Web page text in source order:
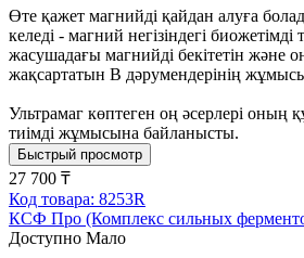
Өте қажет магнийді қайдан алуға
келеді - магний негізіндегі биожетімді
жасушадағы магнийді бекітетін және
жақсартатын В дәрумендерінің
Ультрамаг көптеген оң әсерлері оның
тиімді жұмысына байланысты.
Быстрый просмотр
27 700 ₸
Код товара: 8253R
КСФ Про (Комплекс сильных
Доступно Мало